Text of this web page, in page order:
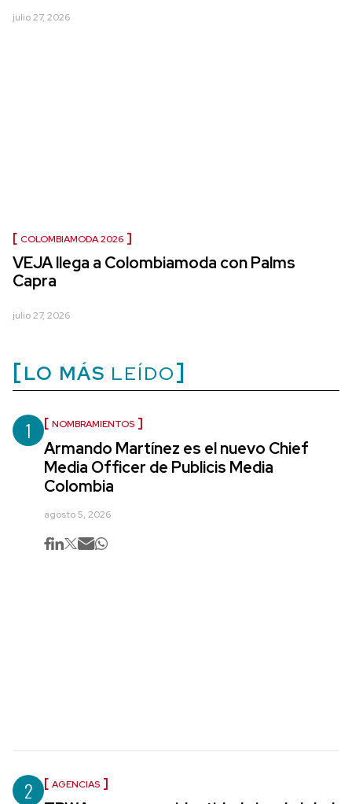
julio 27, 2026
COLOMBIAMODA 2026
VEJA llega a Colombiamoda con Palms
Capra
julio 27, 2026
LO MÁS LEÍDO
1 NOMBRAMIENTOS
Armando Martínez es el nuevo Chief
Media Officer de Publicis Media
Colombia
agosto 5, 2026
2 AGENCIAS